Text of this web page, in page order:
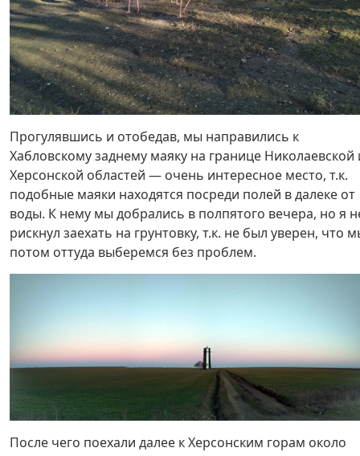
Прогулявшись и отобедав, мы направились к
Хабловскому заднему маяку на границе Николаевской
Херсонской областей — очень интересное место, т.к.
подобные маяки находятся посреди полей в далеке от
воды. К нему мы добрались в полпятого вечера, но я
рискнул заехать на грунтовку, т.к. не был уверен, что
потом оттуда выберемся без проблем.
После чего поехали далее к Херсонским горам около